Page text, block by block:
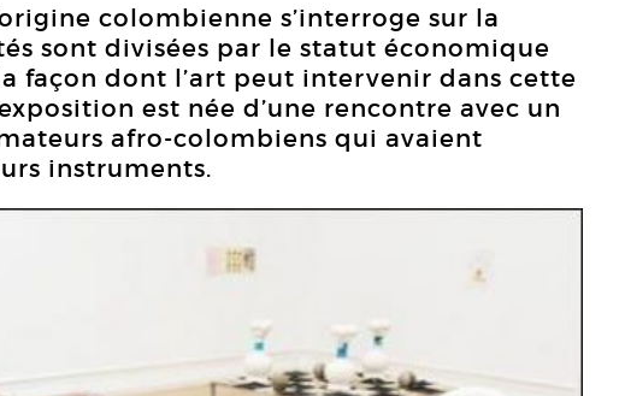
colombienne s’interroge sur la
sont divisées par le statut économique
façon dont l’art peut intervenir dans cette
est née d’une rencontre avec un
afro-colombiens qui avaient
instruments.